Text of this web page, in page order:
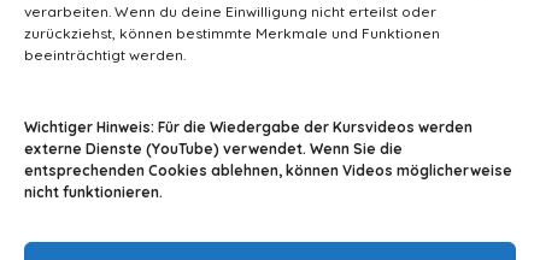
verarbeiten. Wenn du deine Einwilligung nicht erteilst oder
zurückziehst, können bestimmte Merkmale und Funktionen
beeinträchtigt werden.
Wichtiger Hinweis: Für die Wiedergabe der Kursvideos werden
externe Dienste (YouTube) verwendet. Wenn Sie die
entsprechenden Cookies ablehnen, können Videos möglicherweise
nicht funktionieren.
info@tiermedizin-wissen.de